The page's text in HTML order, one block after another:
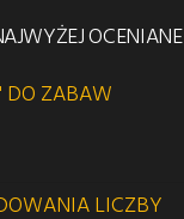
OCENIANE
DO ZABAW
LICZBY